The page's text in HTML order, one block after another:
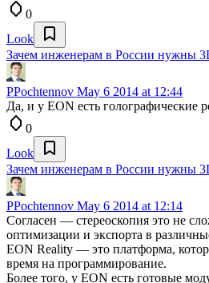
0
Look
Зачем инженерам в России нужны
PPochtennov May 6 2014 at 12:44
Да, и у EON есть голографические
0
Look
Зачем инженерам в России нужны
PPochtennov May 6 2014 at 12:14
Согласен — стереоскопия это не
оптимизации и экспорта в
EON Reality — это платформа,
время на программирование.
Более того, у EON есть готовые